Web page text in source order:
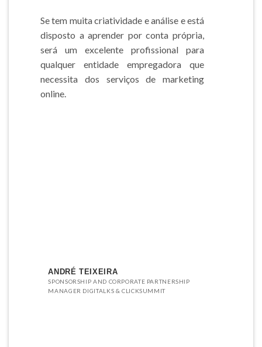
ANDRÉ TEIXEIRA
SPONSORSHIP AND CORPORATE PARTNERSHIP
MANAGER DIGITALKS & CLICKSUMMIT
Se tem muita criatividade e análise e está
disposto a aprender por conta própria,
será um excelente profissional para
qualquer entidade empregadora que
necessita dos serviços de marketing
online.